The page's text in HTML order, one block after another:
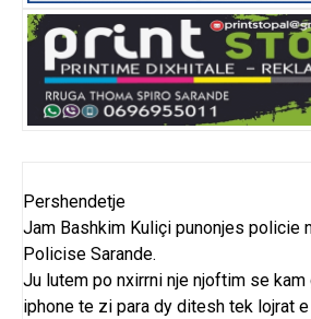
Pershendetje
Jam Bashkim Kuliçi punonjes policie
Policise Sarande.
Ju lutem po nxirrni nje njoftim se
iphone te zi para dy ditesh tek lojrat